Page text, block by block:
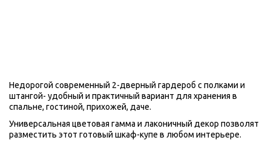
Недорогой современный 2-дверный гардероб с полками и
штангой- удобный и практичный вариант для хранения в
спальне, гостиной, прихожей, даче.
Универсальная цветовая гамма и лаконичный декор позволят
разместить этот готовый шкаф-купе в любом интерьере.